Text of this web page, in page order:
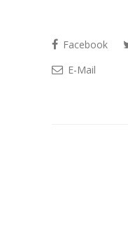
Facebook
E-Mail